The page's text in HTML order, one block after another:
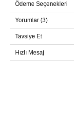
38
Ödeme Seçenekleri
Yorumlar (3)
Tavsiye Et
Hızlı Mesaj